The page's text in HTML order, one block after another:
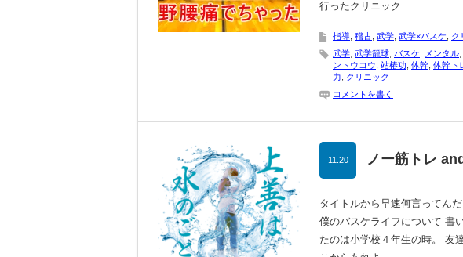
行ったクリニック…
指導 稽古 武学 武学×バスケ ク
武学 武学籠球 バスケ メンタル
ントウコウ 站椿功 体幹 体幹ト
力
クリニック
コメントを書く
ノー筋トレ
11.20
タイトルから早速何言ってん
僕のバスケライフについて 書
たのは小学校４年生の時。 友